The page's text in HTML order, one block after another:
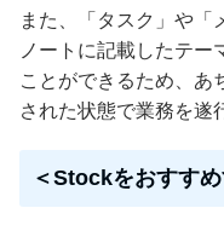
また、「タスク」や「
ノートに記載したテー
ことができるため、あ
された状態で業務を遂
＜Stockをおすす